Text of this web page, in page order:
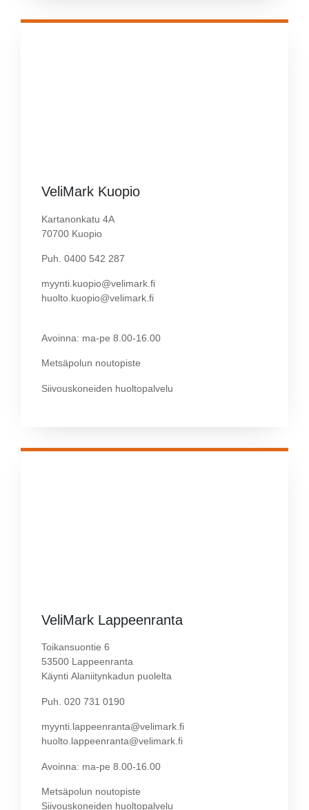
VeliMark Kuopio
Kartanonkatu 4A
70700 Kuopio
Puh. 0400 542 287
myynti.kuopio@velimark.fi
huolto.kuopio@velimark.fi
Avoinna: ma-pe 8.00-16.00
Metsäpolun noutopiste
Siivouskoneiden huoltopalvelu
VeliMark Lappeenranta
Toikansuontie 6
53500 Lappeenranta
Käynti Alaniitynkadun puolelta
Puh. 020 731 0190
myynti.lappeenranta@velimark.fi
huolto.lappeenranta@velimark.fi
Avoinna: ma-pe 8.00-16.00
Metsäpolun noutopiste
Siivouskoneiden huoltopalvelu